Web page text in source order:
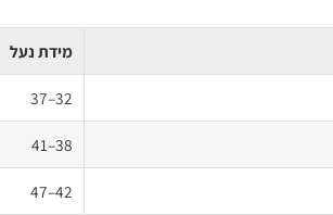
מידת נעל
32–37
38–41
42–47